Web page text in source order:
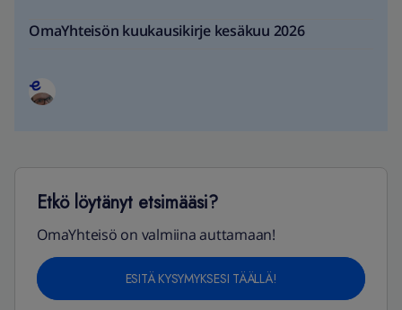
OmaYhteisön kuukausikirje kesäkuu 2026
Etkö löytänyt etsimääsi?
OmaYhteisö on valmiina auttamaan!
ESITÄ KYSYMYKSESI TÄÄLLÄ!